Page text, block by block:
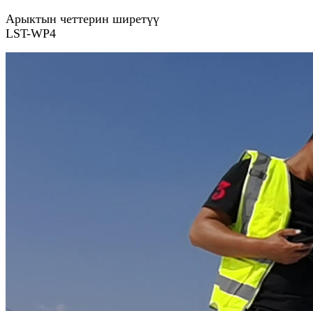
Арыктын четтерин ширетүү
LST-WP4